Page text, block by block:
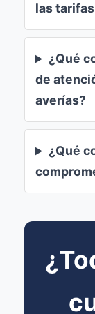
las
¿Qué
de
averías?
¿Qué